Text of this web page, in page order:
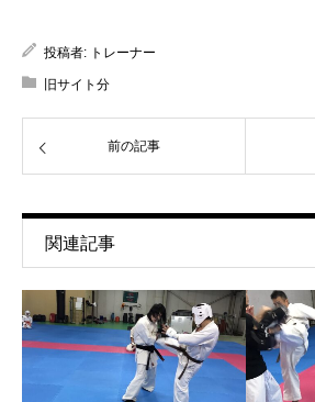
投稿者: トレーナー
旧サイト分
前の記事
関連記事